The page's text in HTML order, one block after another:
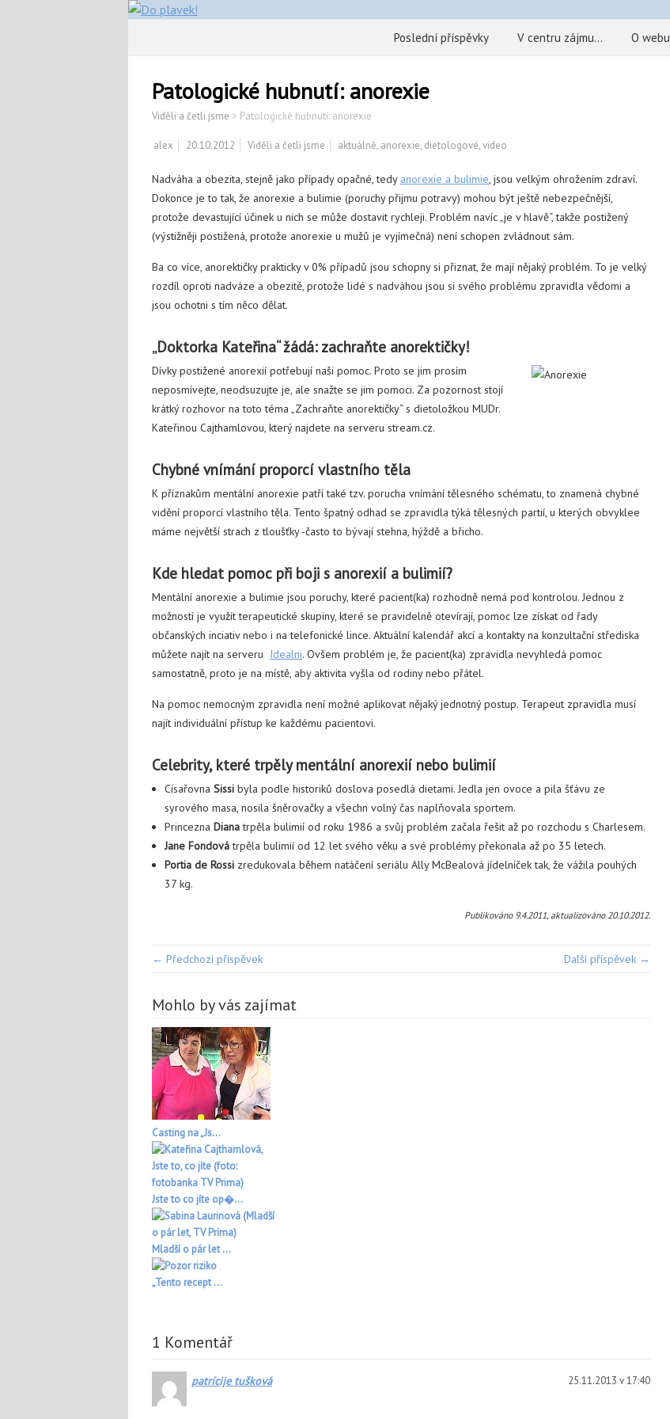
Poslední příspěvky V centru zájmu… O webu
Patologické hubnutí: anorexie
Viděli a četli jsme > Patologické hubnutí: anorexie
alex 20.10.2012 Viděli a četli jsme aktuálně, anorexie, dietologové,video
Nadváha a obezita, stejně jako případy opačné, tedy anorexie a bulimie, jsou velkým ohrožením zdraví.
Dokonce je to tak, že anorexie a bulimie (poruchy přijmu potravy) mohou být ještě nebezpečnější,
protože devastující účinek u nich se může dostavit rychleji. Problém navíc „je v hlavě“, takže postižený
(výstižněji postižená, protože anorexie u mužů je vyjímečná) není schopen zvládnout sám.
Ba co více, anorektičky prakticky v 0% případů jsou schopny si přiznat, že mají nějaký problém. To je velký
rozdíl oproti nadváze a obezitě, protože lidé s nadváhou jsou si svého problému zpravidla vědomi a
jsou ochotni s tím něco dělat.
„Doktorka Kateřina“ žádá: zachraňte anorektičky!
Dívky postižené anorexií potřebují naši pomoc. Proto se jim prosím
neposmívejte, neodsuzujte je, ale snažte se jim pomoci. Za pozornost stojí
krátký rozhovor na toto téma „Zachraňte anorektičky“ s dietoložkou MUDr.
Kateřinou Cajthamlovou, který najdete na serveru stream.cz.
Chybné vnímání proporcí vlastního těla
K příznakům mentální anorexie patří také tzv. porucha vnímání tělesného schématu, to znamená chybné
vidění proporcí vlastního těla. Tento špatný odhad se zpravidla týká tělesných partií, u kterých obvyklee
máme největší strach z tloušťky -často to bývají stehna, hýždě a břicho.
Kde hledat pomoc při boji s anorexií a bulimií?
Mentální anorexie a bulimie jsou poruchy, které pacient(ka) rozhodně nemá pod kontrolou. Jednou z
možností je využít terapeutické skupiny, které se pravidelně otevírají, pomoc lze získat od řady
občanských inciativ nebo i na telefonické lince. Aktuální kalendář akcí a kontakty na konzultační střediska
můžete najít na serveru Idealni. Ovšem problém je, že pacient(ka) zpravidla nevyhledá pomoc
samostatně, proto je na místě, aby aktivita vyšla od rodiny nebo přátel.
Na pomoc nemocným zpravidla není možné aplikovat nějaký jednotný postup. Terapeut zpravidla musí
najít individuální přístup ke každému pacientovi.
Celebrity, které trpěly mentální anorexií nebo bulimií
Císařovna Sissi byla podle historiků doslova posedlá dietami. Jedla jen ovoce a pila šťávu ze
syrového masa, nosila šněrovačky a všechn volný čas naplňovala sportem.
Princezna Dianatrpěla bulimií od roku 1986 a svůj problém začala řešit až po rozchodu s Charlesem.
Jane Fondovátrpěla bulimií od 12 let svého věku a své problémy překonala až po 35 letech.
Portia de Rossi zredukovala během natáčení seriálu Ally McBealová jídelníček tak, že vážila pouhých
37 kg.
Publikováno 9.4.2011, aktualizováno 20.10.2012.
← Předchozí příspěvek Další příspěvek →
Mohlo by vás zajímat
Casting na „Js...
Jste to co jíte op�...
Mladší o pár let ...
„Tento recept ...
1 Komentář
patrícije tušková 25.11.2013 v 17:40